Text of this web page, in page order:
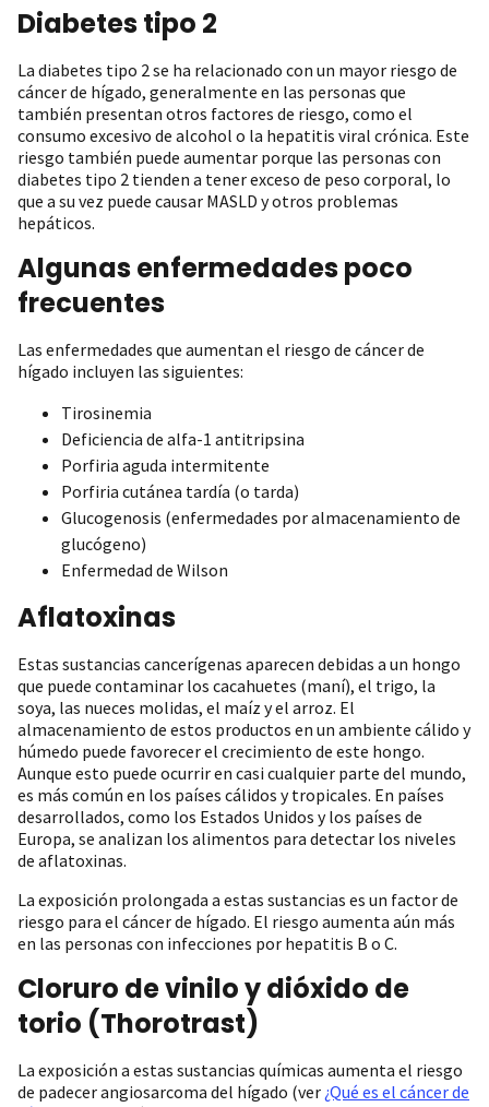
Diabetes tipo 2
La diabetes tipo 2 se ha relacionado con un mayor riesgo de
cáncer de hígado, generalmente en las personas que
también presentan otros factores de riesgo, como el
consumo excesivo de alcohol o la hepatitis viral crónica. Este
riesgo también puede aumentar porque las personas con
diabetes tipo 2 tienden a tener exceso de peso corporal, lo
que a su vez puede causar MASLD y otros problemas
hepáticos.
Algunas enfermedades poco
frecuentes
Las enfermedades que aumentan el riesgo de cáncer de
hígado incluyen las siguientes:
Tirosinemia
Deficiencia de alfa-1 antitripsina
Porfiria aguda intermitente
Porfiria cutánea tardía (o tarda)
Glucogenosis (enfermedades por almacenamiento de
glucógeno)
Enfermedad de Wilson
Aflatoxinas
Estas sustancias cancerígenas aparecen debidas a un hongo
que puede contaminar los cacahuetes (maní), el trigo, la
soya, las nueces molidas, el maíz y el arroz. El
almacenamiento de estos productos en un ambiente cálido y
húmedo puede favorecer el crecimiento de este hongo.
Aunque esto puede ocurrir en casi cualquier parte del mundo,
es más común en los países cálidos y tropicales. En países
desarrollados, como los Estados Unidos y los países de
Europa, se analizan los alimentos para detectar los niveles
de aflatoxinas.
La exposición prolongada a estas sustancias es un factor de
riesgo para el cáncer de hígado. El riesgo aumenta aún más
en las personas con infecciones por hepatitis B o C.
Cloruro de vinilo y dióxido de
torio (Thorotrast)
La exposición a estas sustancias químicas aumenta el riesgo
de padecer angiosarcoma del hígado (ver ¿Qué es el cáncer de